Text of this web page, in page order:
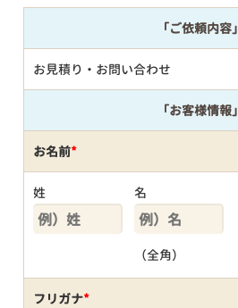
「ご依頼内容」
お見積り・お問い合わせ
「お客様情報」
お名前*
姓 名
（全角）
フリガナ*